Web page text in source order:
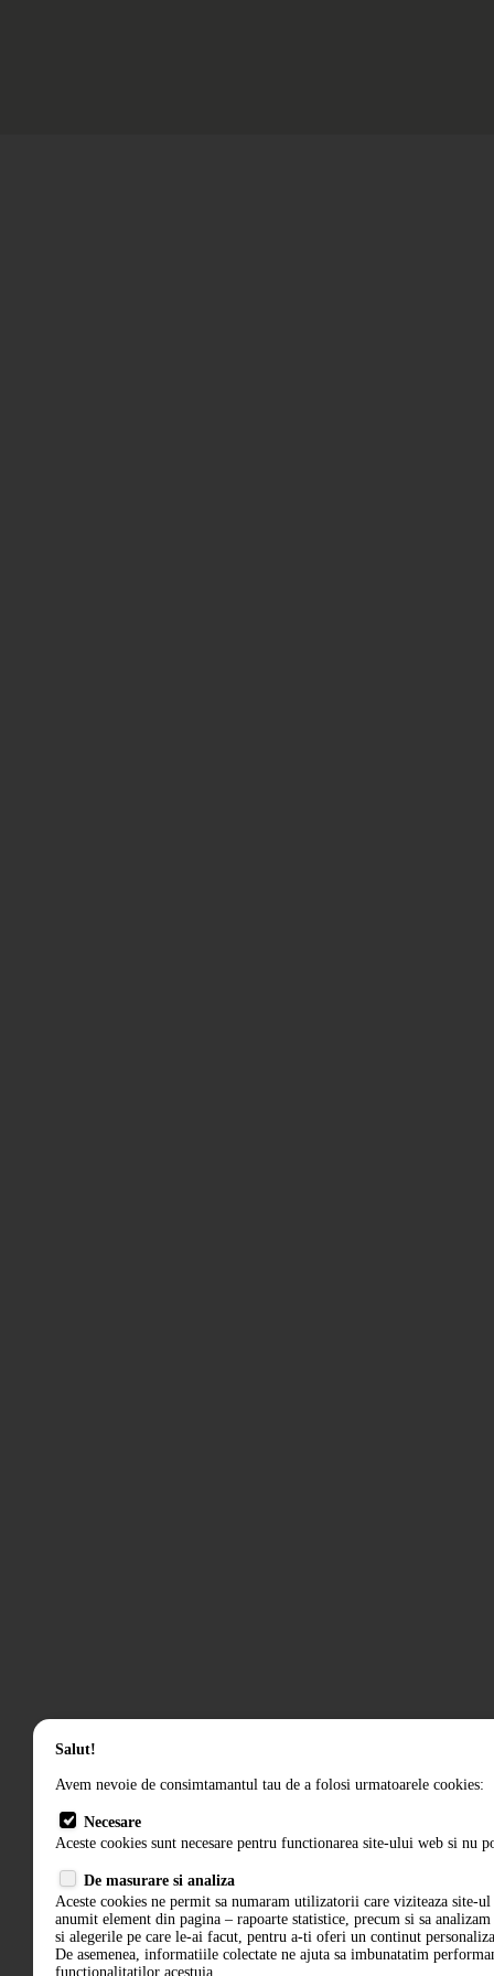
Salut!
Avem nevoie de consimtamantul tau de a folosi urmatoarele cookies:
Necesare
Aceste cookies sunt necesare pentru functionarea site-ului web si nu
De masurare si analiza
Aceste cookies ne permit sa numaram utilizatorii care viziteaza site-ul
anumit element din pagina – rapoarte statistice, precum si sa
si alegerile pe care le-ai facut, pentru a-ti oferi un continut
De asemenea, informatiile colectate ne ajuta sa imbunatatim
functionalitatilor acestuia.